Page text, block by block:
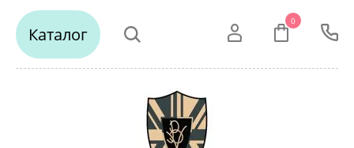
Каталог
0